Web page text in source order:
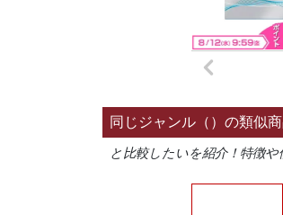
同じジャンル（）の類似
と比較したいを紹介！特徴